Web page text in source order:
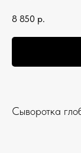
8 850 р.
Сыворотка